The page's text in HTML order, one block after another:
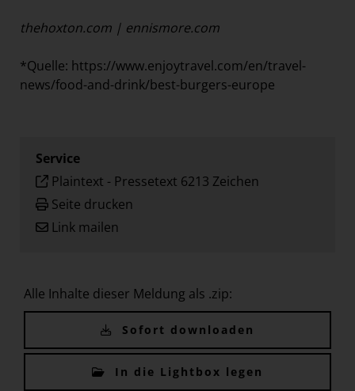
thehoxton.com | ennismore.com
*Quelle: https://www.enjoytravel.com/en/travel-
news/food-and-drink/best-burgers-europe
Service
Plaintext - Pressetext 6213 Zeichen
Seite drucken
Link mailen
Alle Inhalte dieser Meldung als .zip:
Sofort downloaden
In die Lightbox legen